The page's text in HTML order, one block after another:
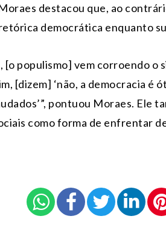
destacou que, ao
democrática enquanto
[o populismo] vem corroendo o
[dizem] ‘não, a democracia é
pontuou Moraes. Ele
como forma de enfrentar